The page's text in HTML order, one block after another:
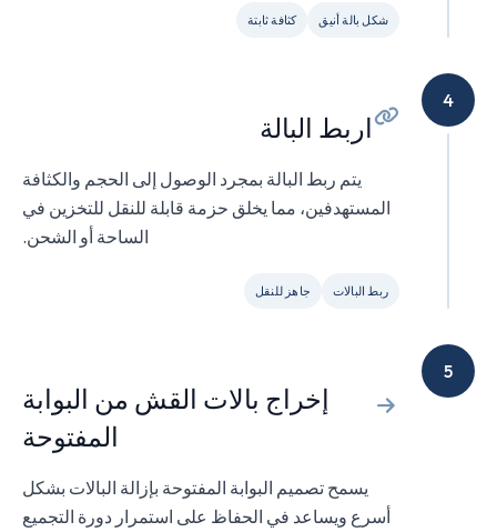
شكل بالة أنيق كثافة ثابتة
4
اربط البالة
يتم ربط البالة بمجرد الوصول إلى الحجم والكثافة
المستهدفين، مما يخلق حزمة قابلة للنقل للتخزين في
الساحة أو الشحن.
ربط البالات جاهز للنقل
5
إخراج بالات القش من البوابة
المفتوحة
يسمح تصميم البوابة المفتوحة بإزالة البالات بشكل
أسرع ويساعد في الحفاظ على استمرار دورة التجميع